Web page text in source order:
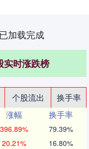
加载完成
实时涨跌榜
个股流出
换手率
涨幅
换手率
396.89% 79.39%
20.21% 16.80%